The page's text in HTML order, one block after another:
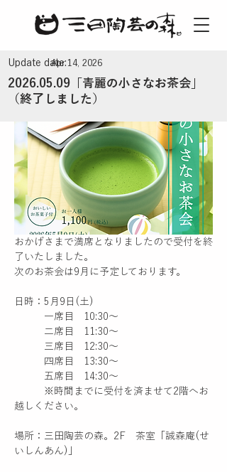
Update date:Apr 14, 2026
2026.05.09 「青麗の小さなお茶会」
（終了しました）
おかげさまで満席となりましたので受付を終
了いたしました。
次のお茶会は9月に予定しております。
日時：5月9日(土)
一席目　10:30〜
二席目　11:30〜
三席目　12:30〜
四席目　13:30〜
五席目　14:30〜
​　　　※時間までに受付を済ませて2階へお
越しください。
場所：三田陶芸の森。2F　茶室「誠森庵(せ
いしんあん)」